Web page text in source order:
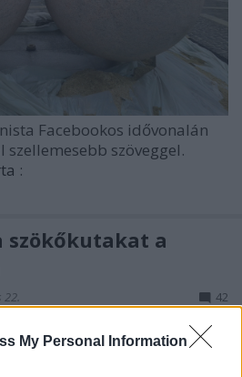
My Personal Information
Facebookos idővonalán
szöveggel.
:
szökőkutakat a
42